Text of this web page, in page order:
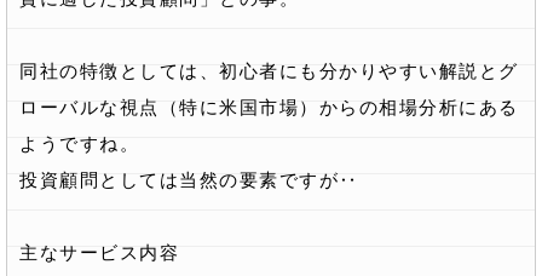
同社の特徴としては、初心者にも分かりやすい解説とグ
ローバルな視点（特に米国市場）からの相場分析にある
ようですね。
投資顧問としては当然の要素ですが‥
主なサービス内容